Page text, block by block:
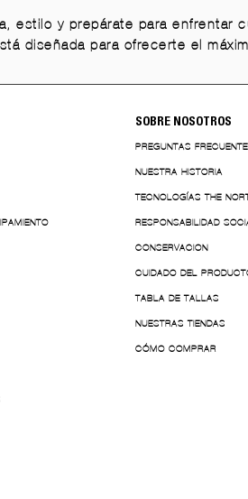
estilo y prepárate para
diseñada para ofrecerte el
SOBRE NOSOTROS
PREGUNTAS
NUESTRA HISTORIA
TECNOLOGÍAS THE
RESPONSABILIDAD
CONSERVACION
CUIDADO DEL
TABLA DE TALLAS
NUESTRAS TIENDAS
CÓMO COMPRAR